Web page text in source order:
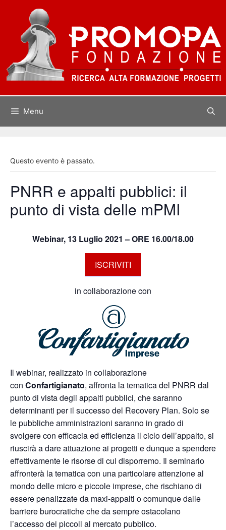
contenuto
Menu
Questo evento è passato.
PNRR e appalti pubblici: il
punto di vista delle mPMI
Webinar, 13 Luglio 2021 – ORE 16.00/18.00
ISCRIVITI
in collaborazione con
Il webinar, realizzato in collaborazione
con Confartigianato, affronta la tematica del PNRR dal
punto di vista degli appalti pubblici, che saranno
determinanti per il successo del Recovery Plan. Solo se
le pubbliche amministrazioni saranno in grado di
svolgere con efficacia ed efficienza il ciclo dell’appalto, si
riuscirà a dare attuazione ai progetti e dunque a spendere
effettivamente le risorse di cui disporremo. Il seminario
affronterà la tematica con una particolare attenzione al
mondo delle micro e piccole imprese, che rischiano di
essere penalizzate da maxi-appalti o comunque dalle
barriere burocratiche che da sempre ostacolano
l’accesso dei piccoli al mercato pubblico.